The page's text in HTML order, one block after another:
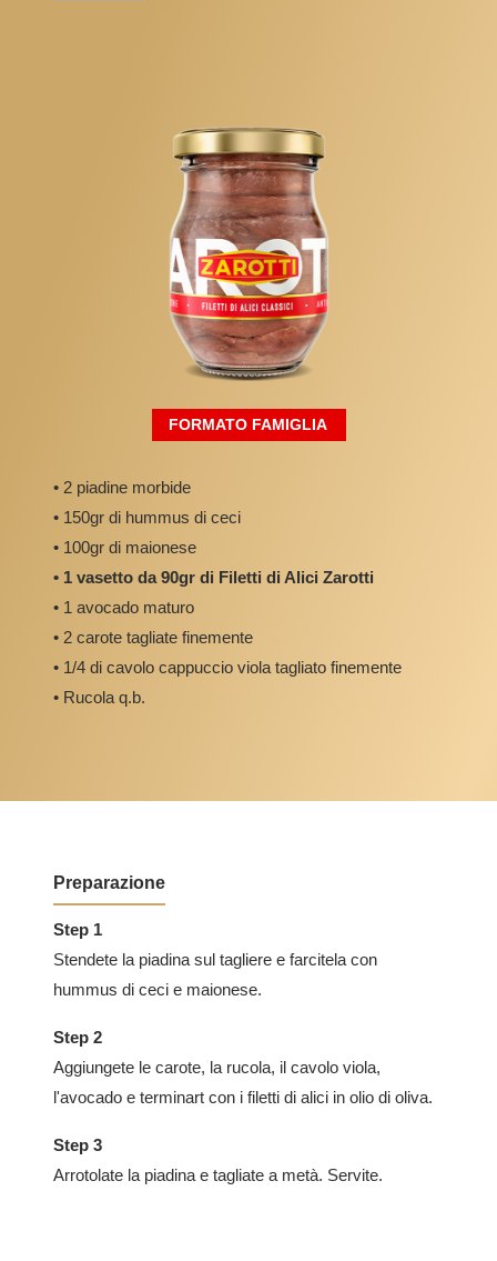
FORMATO FAMIGLIA
• 2 piadine morbide
• 150gr di hummus di ceci
• 100gr di maionese
• 1 vasetto da 90gr di Filetti di Alici Zarotti
• 1 avocado maturo
• 2 carote tagliate finemente
• 1/4 di cavolo cappuccio viola tagliato finemente
• Rucola q.b.
Preparazione
Step 1
Stendete la piadina sul tagliere e farcitela con
hummus di ceci e maionese.
Step 2
Aggiungete le carote, la rucola, il cavolo viola,
l'avocado e terminart con i filetti di alici in olio di oliva.
Step 3
Arrotolate la piadina e tagliate a metà. Servite.